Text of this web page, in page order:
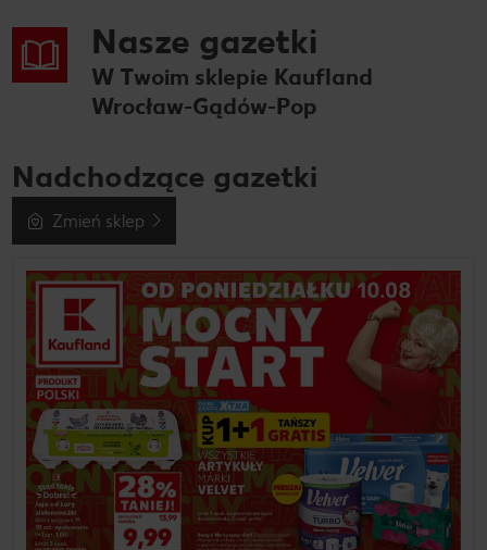
Nasze gazetki
W Twoim sklepie Kaufland
Wrocław-Gądów-Pop
Nadchodzące gazetki
Zmień sklep